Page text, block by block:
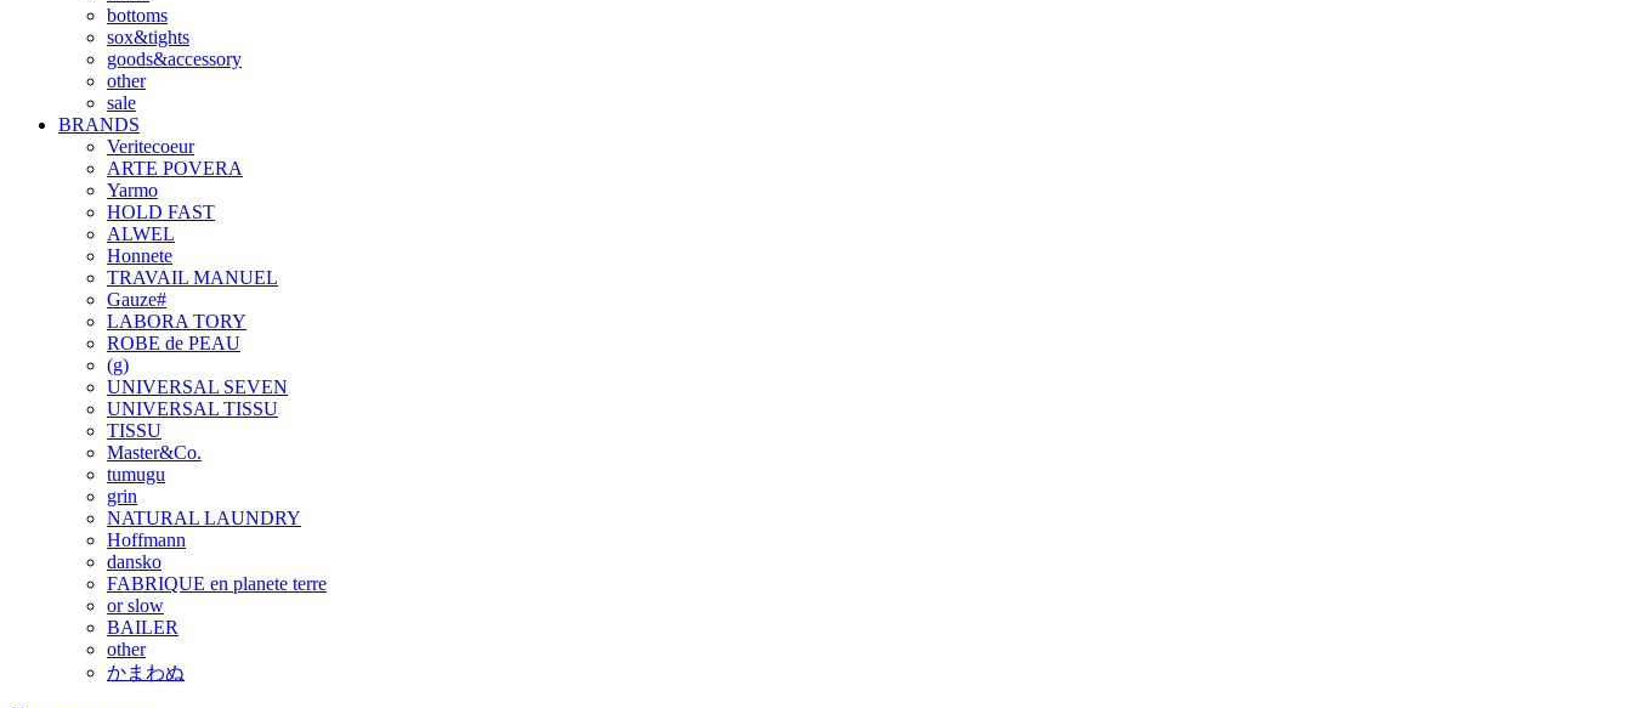
bottoms
sox&tights
goods&accessory
other
sale
BRANDS
Veritecoeur
ARTE POVERA
Yarmo
HOLD FAST
ALWEL
Honnete
TRAVAIL MANUEL
Gauze#
LABORA TORY
ROBE de PEAU
(g)
UNIVERSAL SEVEN
UNIVERSAL TISSU
TISSU
Master&Co.
tumugu
grin
NATURAL LAUNDRY
Hoffmann
dansko
FABRIQUE en planete terre
or slow
BAILER
other
かまわぬ